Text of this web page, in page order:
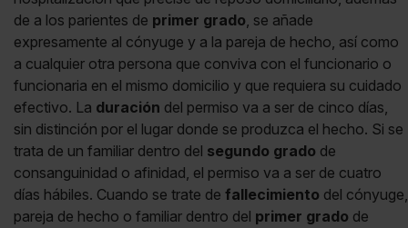
de a los parientes de primer grado, se añade
expresamente al cónyuge y a la pareja de hecho, así como
a cualquier otra persona que conviva con el funcionario o
funcionaria en el mismo domicilio y que requiera su cuidado
efectivo. La duración del permiso va a ser de cinco días,
sin distinción por el lugar donde se produzca el hecho. Si se
trata de un familiar dentro del segundo grado de
consanguinidad o afinidad, el permiso va a ser de cuatro
días hábiles. Cuando se trate de fallecimiento del cónyuge,
pareja de hecho o familiar dentro del primer grado de